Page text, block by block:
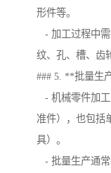
形件等。
- 加工过程中
纹、孔、槽、齿
### 5. **批量生
- 机械零件加
准件），也包括
具）。
- 批量生产通